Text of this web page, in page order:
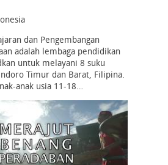
dan Pengembangan
adalah lembaga pendidikan
untuk melayani 8 suku
Timur dan Barat, Filipina.
anak usia 11-18…